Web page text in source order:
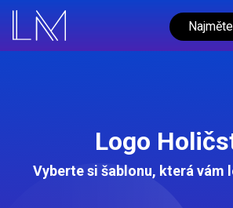
Logo
Vyberte si šablonu, která vám